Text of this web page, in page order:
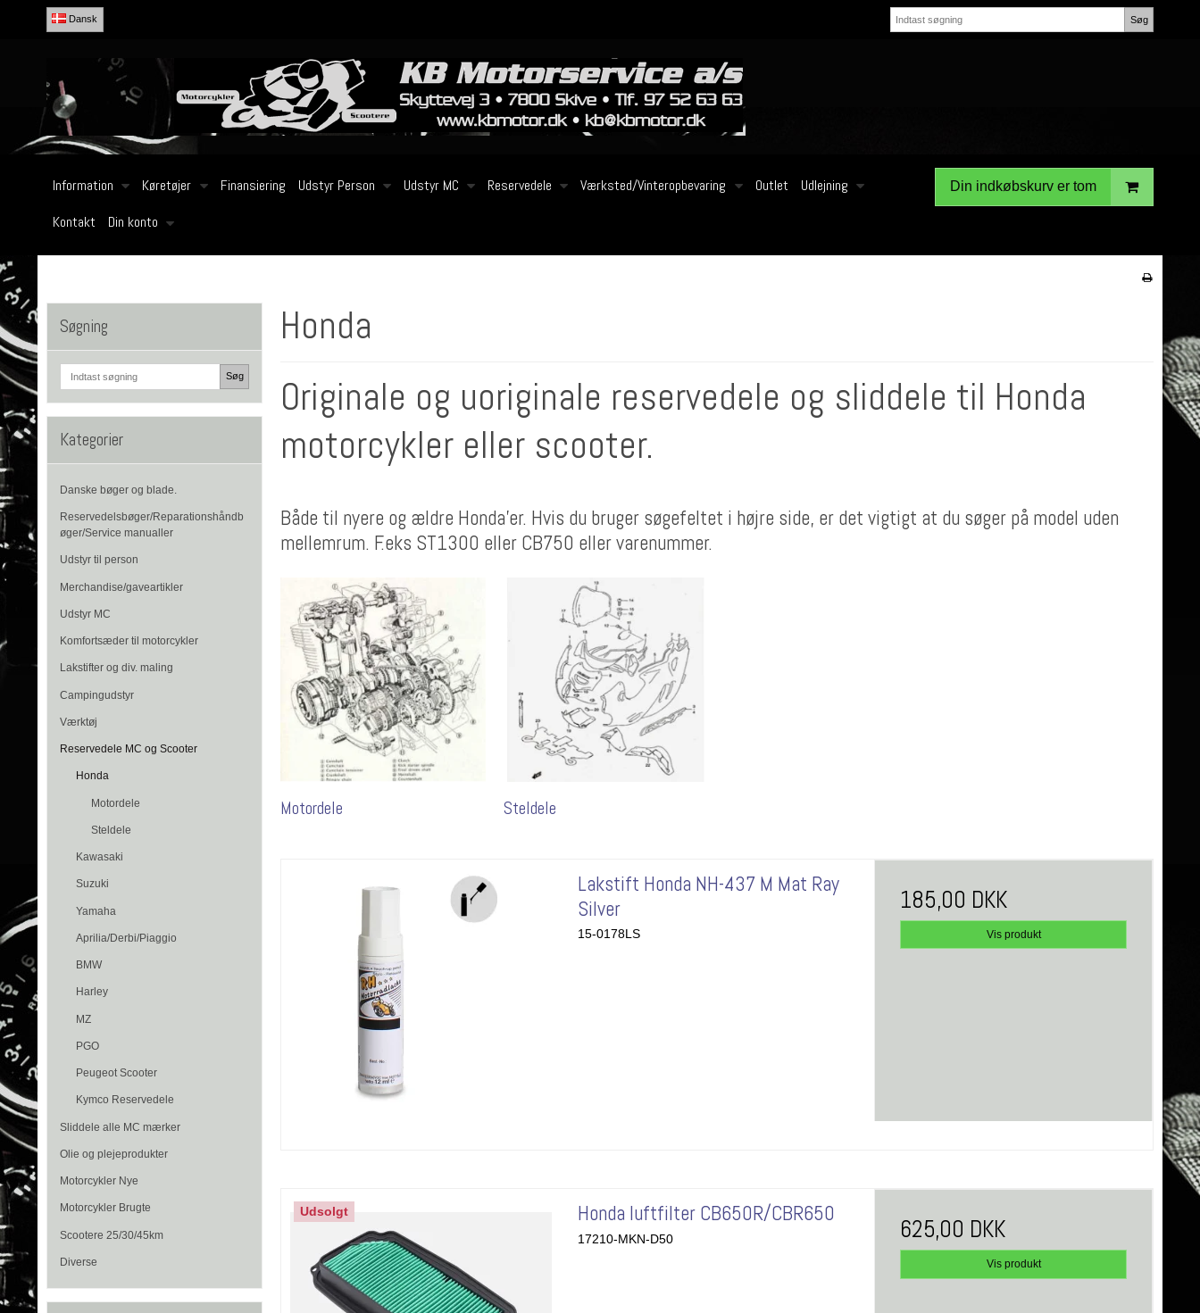
Dansk Søg
Information Køretøjer Finansiering Udstyr Person Udstyr MC Reservedele Værksted/Vinteropbevaring Outlet
Udlejning
Kontakt
Din konto
Din indkøbskurv er tom
Søgning
Søg
Kategorier
Danske bøger og blade.
Reservedelsbøger/Reparationshåndb
øger/Service manualler
Udstyr til person
Merchandise/gaveartikler
Udstyr MC
Komfortsæder til motorcykler
Lakstifter og div. maling
Campingudstyr
Værktøj
Reservedele MC og Scooter
Honda
Motordele
Steldele
Kawasaki
Suzuki
Yamaha
Aprilia/Derbi/Piaggio
BMW
Harley
MZ
PGO
Peugeot Scooter
Kymco Reservedele
Sliddele alle MC mærker
Olie og plejeprodukter
Motorcykler Nye
Motorcykler Brugte
Scootere 25/30/45km
Diverse
Honda
Originale og uoriginale reservedele og sliddele til Honda
motorcykler eller scooter.
Både til nyere og ældre Honda'er. Hvis du bruger søgefeltet i højre side, er det vigtigt at du søger på model uden
mellemrum. F.eks ST1300 eller CB750 eller varenummer.
Motordele Steldele
Lakstift Honda NH-437 M Mat Ray
Silver
15-0178LS
185,00 DKK
Vis produkt
Udsolgt Honda luftfilter CB650R/CBR650
17210-MKN-D50 625,00 DKK
Vis produkt